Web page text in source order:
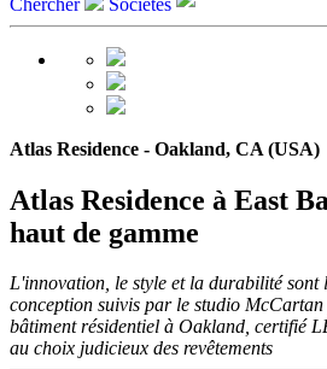
Atlas Residence - Oakland, CA (USA)
Atlas Residence à East
haut de gamme
L'innovation, le style et la durabilité sont
conception suivis par le studio
bâtiment résidentiel à Oakland, certifié
au choix judicieux des revêtements